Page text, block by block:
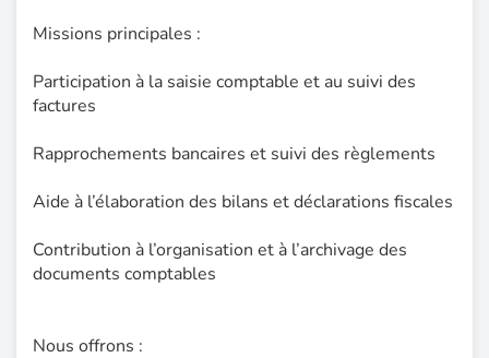
Missions principales :
Participation à la saisie comptable et au suivi des
factures
Rapprochements bancaires et suivi des règlements
Aide à l’élaboration des bilans et déclarations fiscales
Contribution à l’organisation et à l’archivage des
documents comptables
Nous offrons :